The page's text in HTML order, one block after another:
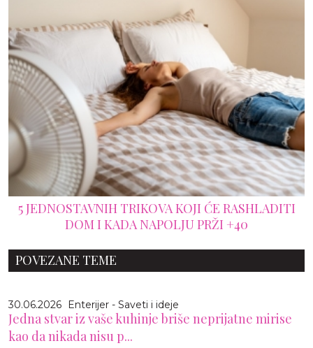
5 JEDNOSTAVNIH TRIKOVA KOJI ĆE RASHLADITI
DOM I KADA NAPOLJU PRŽI +40
POVEZANE TEME
30.06.2026 Enterijer - Saveti i ideje
Jedna stvar iz vaše kuhinje briše neprijatne mirise
kao da nikada nisu p...